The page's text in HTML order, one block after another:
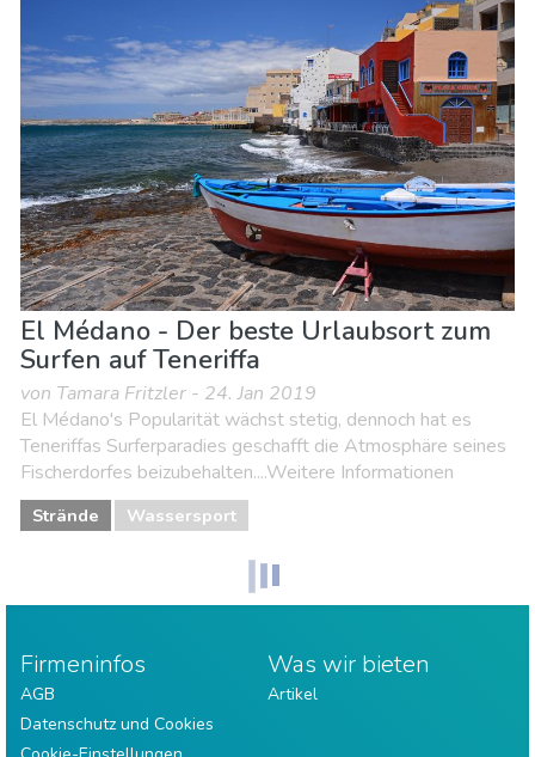
El Médano - Der beste Urlaubsort zum
Surfen auf Teneriffa
von Tamara Fritzler - 24. Jan 2019
El Médano's Popularität wächst stetig, dennoch hat es
Teneriffas Surferparadies geschafft die Atmosphäre seines
Fischerdorfes beizubehalten....Weitere Informationen
Strände Wassersport
Firmeninfos
AGB
Datenschutz und Cookies
Was wir bieten
Artikel